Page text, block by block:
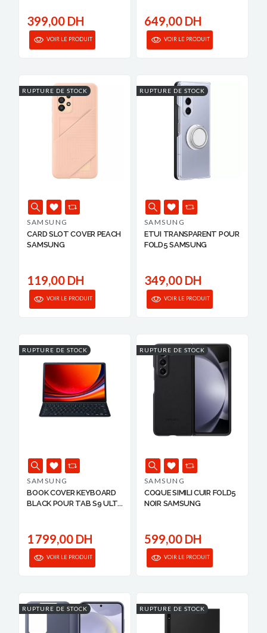
399,00 DH
VOIR LE PRODUIT
649,00 DH
VOIR LE PRODUIT
RUPTURE DE STOCK
SAMSUNG
CARD SLOT COVER PEACH
SAMSUNG
119,00 DH
VOIR LE PRODUIT
RUPTURE DE STOCK
SAMSUNG
ETUI TRANSPARENT POUR
FOLD5 SAMSUNG
349,00 DH
VOIR LE PRODUIT
RUPTURE DE STOCK
SAMSUNG
BOOK COVER KEYBOARD
BLACK POUR TAB S9 ULT...
1 799,00 DH
VOIR LE PRODUIT
RUPTURE DE STOCK
SAMSUNG
COQUE SIMILI CUIR FOLD5
NOIR SAMSUNG
599,00 DH
VOIR LE PRODUIT
RUPTURE DE STOCK RUPTURE DE STOCK